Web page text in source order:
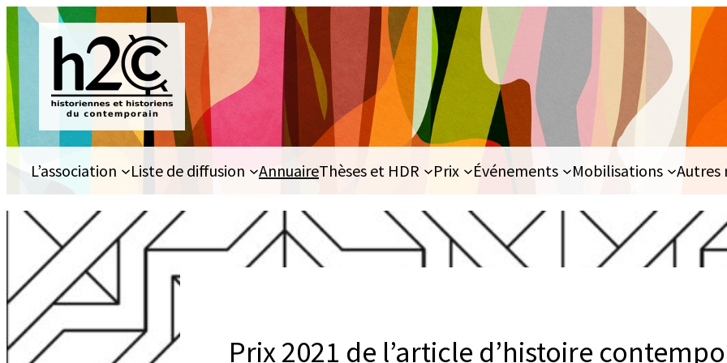
Aller
au
contenu
L’association Liste de diffusion AnnuaireThèses et HDR Prix Événements Mobilisations Autres
Prix 2021 de l’article d’histoire